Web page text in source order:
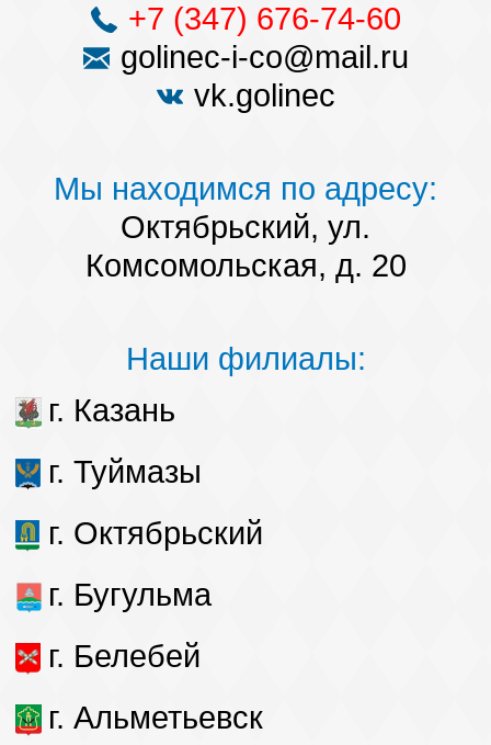
+7 (347) 676-74-60
golinec-i-co@mail.ru
vk.golinec
Мы находимся по адресу:
Октябрьский, ул.
Комсомольская, д. 20
Наши филиалы:
г. Казань
г. Туймазы
г. Октябрьский
г. Бугульма
г. Белебей
г. Альметьевск